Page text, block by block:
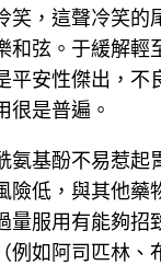
笑，這聲冷笑的
和弦。于緩解輕
平安性傑出，不
很是普遍。
氨基酚不易惹起
險低，與其他藥
量服用有能夠招
例如阿司匹林、